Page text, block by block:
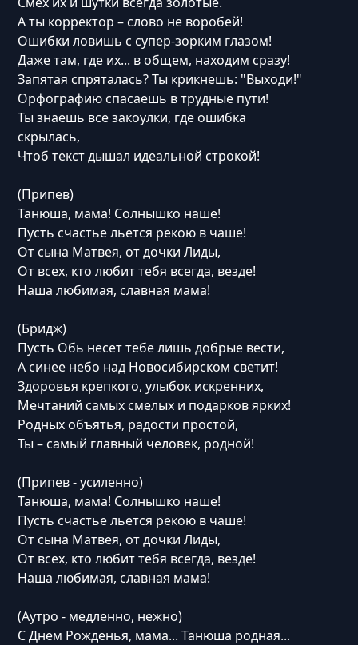
А ты корректор – слово не воробей!
Ошибки ловишь с супер-зорким глазом!
Даже там, где их... в общем, находим сразу!
Запятая спряталась? Ты крикнешь: "Выходи!"
Орфографию спасаешь в трудные пути!
Ты знаешь все закоулки, где ошибка
скрылась,
Чтоб текст дышал идеальной строкой!
(Припев)
Танюша, мама! Солнышко наше!
Пусть счастье льется рекою в чаше!
От сына Матвея, от дочки Лиды,
От всех, кто любит тебя всегда, везде!
Наша любимая, славная мама!
(Бридж)
Пусть Обь несет тебе лишь добрые вести,
А синее небо над Новосибирском светит!
Здоровья крепкого, улыбок искренних,
Мечтаний самых смелых и подарков ярких!
Родных объятья, радости простой,
Ты – самый главный человек, родной!
(Припев - усиленно)
Танюша, мама! Солнышко наше!
Пусть счастье льется рекою в чаше!
От сына Матвея, от дочки Лиды,
От всех, кто любит тебя всегда, везде!
Наша любимая, славная мама!
(Аутро - медленно, нежно)
С Днем Рожденья, мама... Танюша родная...